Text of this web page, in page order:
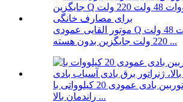
موتور القایی عمودی Q شکل 3 کیلووات 48 ولت
220 ولت جایگزین بدون هسته ...
ژنراتور توربین بادی عمودی 20 کیلوواتی با
راندمان بالا ...